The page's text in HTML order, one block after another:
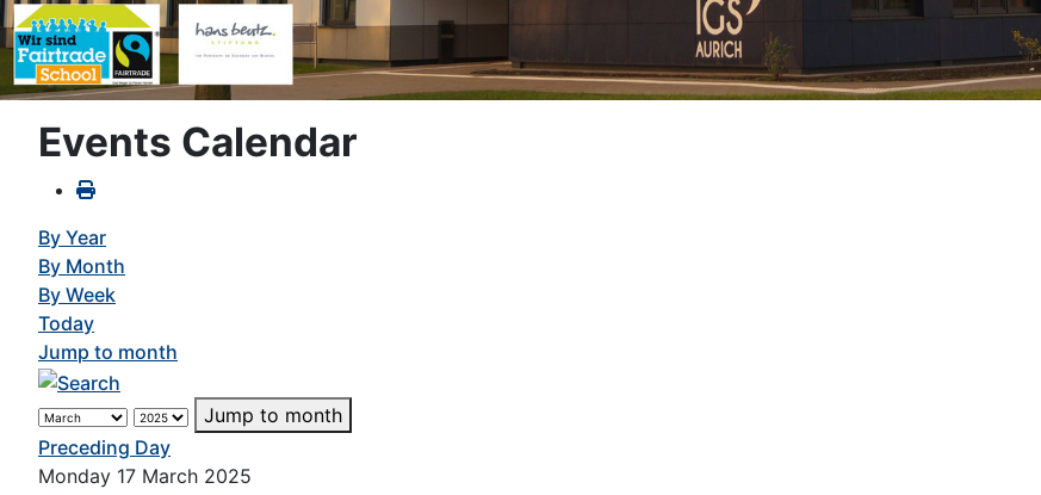
Events Calendar
By Year
By Month
By Week
Today
Jump to month
Jump to month
Preceding Day
Monday 17 March 2025